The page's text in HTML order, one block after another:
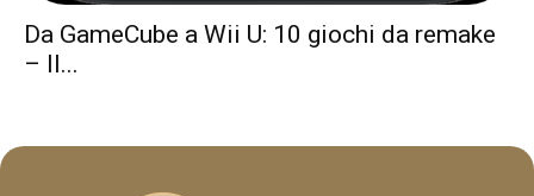
Da GameCube a Wii U: 10 giochi da remake
– Il...